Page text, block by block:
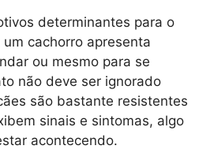
determinantes para o
cachorro apresenta
ou mesmo para se
não deve ser ignorado
são bastante resistentes
sinais e sintomas, algo
acontecendo.